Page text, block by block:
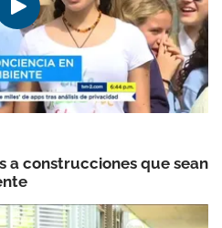
a construcciones que sean